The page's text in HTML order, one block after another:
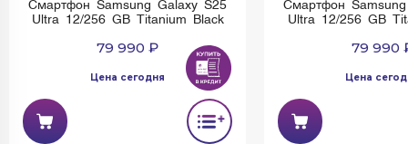
Смартфон Samsung Galaxy S25
Ultra 12/256 GB Titanium Black
79 990 ₽
Цена сегодня
Смартфон
Ultra 12/256 GB
79 990
Цена